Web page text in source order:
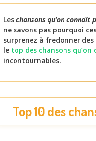
Les chansons qu’on connaît
ne savons pas pourquoi
surprenez à fredonner des
le top des chansons
incontournables.
Top 10 des